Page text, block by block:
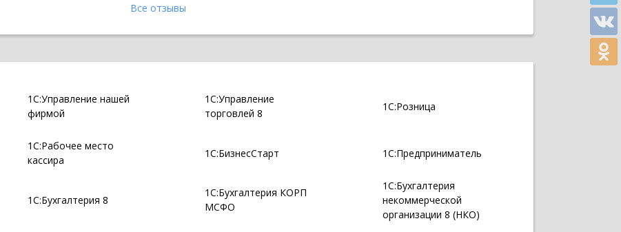
Все отзывы
1С:Управление нашей
фирмой
1С:Управление
торговлей 8
1С:Розница
1С:Рабочее место
кассира
1С:БизнесСтарт 1С:Предприниматель
1С:Бухгалтерия 8
1С:Бухгалтерия КОРП
МСФО
1С:Бухгалтерия
некоммерческой
организации 8 (НКО)